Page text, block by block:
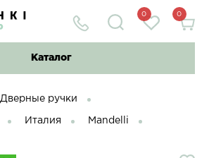
0 0
Каталог
Дверные ручки
Италия Mandelli